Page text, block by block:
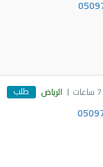
الرياض طلب